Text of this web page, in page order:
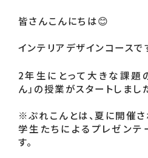
皆さんこんにちは😊
インテリアデザインコースで
2年生にとって大きな課題
ん」の授業がスタートしまし
※ぷれこんとは、夏に開催さ
学生たちによるプレゼンテ
す。